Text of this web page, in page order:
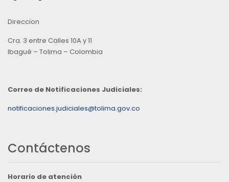
Direccion
Cra. 3 entre Calles 10A y 11
Ibagué – Tolima – Colombia
Correo de Notificaciones Judiciales:
notificaciones.judiciales@tolima.gov.co
Contáctenos
Horario de atención